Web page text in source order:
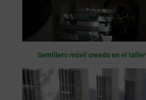
Semillero móvil creado en el taller